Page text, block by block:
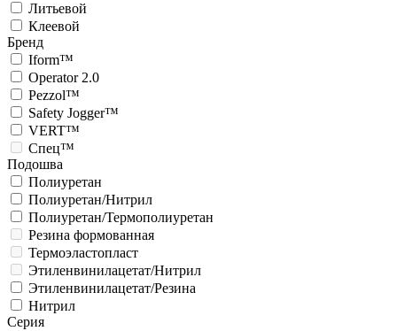
Литьевой
Клеевой
Бренд
Iform™
Operator 2.0
Pezzol™
Safety Jogger™
VERT™
Спец™
Подошва
Полиуретан
Полиуретан/Нитрил
Полиуретан/Термополиуретан
Резина формованная
Термоэластопласт
Этиленвинилацетат/Нитрил
Этиленвинилацетат/Резина
Нитрил
Серия